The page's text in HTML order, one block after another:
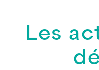
Les